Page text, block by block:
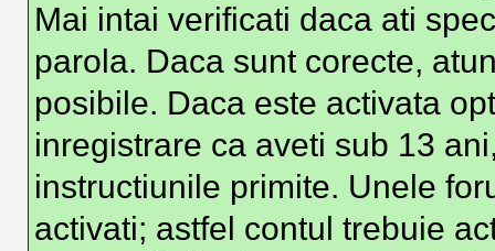
Mai intai verificati daca ati
parola. Daca sunt corecte,
posibile. Daca este activata
inregistrare ca aveti sub 13
instructiunile primite. Unele
activati; astfel contul trebuie